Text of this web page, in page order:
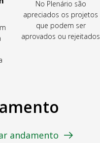
No Plenário são
apreciados os projetos
que podem ser
aprovados ou rejeitados
andamento